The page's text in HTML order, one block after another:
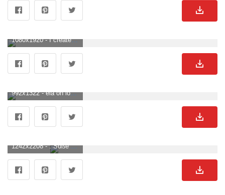
1080x1920 - I created this wallpaper but credits to the owner of the picture. Really cute dogs, Cute dogs, Dog wallpaper. Süße Hunde Hintergrund .
992x1322 - ela on love. Cute dog wallpaper, Animal wallpaper, Cute cat wallpaper. Süße Hunde Hintergrundbild.
1242x2208 - . Süße Hunde Hintergrundbild für Handy.